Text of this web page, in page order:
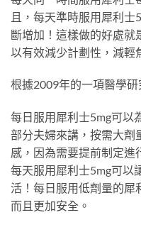
且，每天準時服用犀利士
斷增加！這樣做的好處就
以有效減少計劃性，減輕
根據2009年的一項醫學研
每日服用犀利士5mg可以
部分夫婦來講，按需大劑
感，因為需要提前制定進
每天服用犀利士5mg可以
活！每日服用低劑量的犀
而且更加安全。